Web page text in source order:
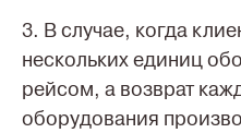
3. В случае, когда
нескольких единиц
рейсом, а возврат
оборудования